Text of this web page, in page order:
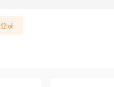
登录